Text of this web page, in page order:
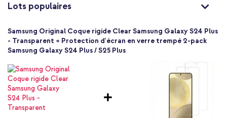
8809894143655
GP-FPS926SAATW
Transparent
Aucun
Smartphone
Lots populaires
Samsung Original Coque rigide Clear Samsung Galaxy S24 Plus
- Transparent + Protection d'écran en verre trempé 2-pack
Samsung Galaxy S24 Plus / S25 Plus